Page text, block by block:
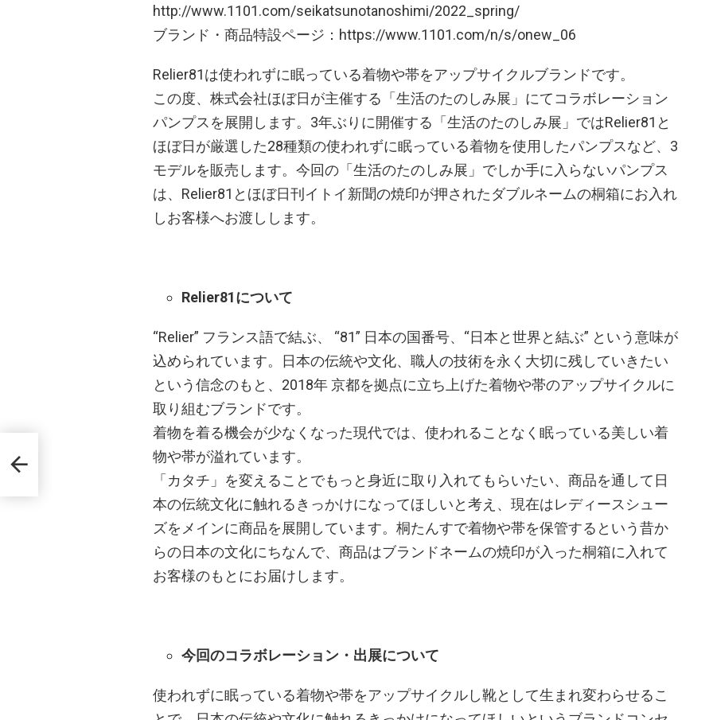
http://www.1101.com/seikatsunotanoshimi/2022_spring/
ブランド・商品特設ページ：https://www.1101.com/n/s/onew_06
Relier81は使われずに眠っている着物や帯をアップサイクルブランドです。
この度、株式会社ほぼ日が主催する「生活のたのしみ展」にてコラボレーション
パンプスを展開します。3年ぶりに開催する「生活のたのしみ展」ではRelier81と
ほぼ日が厳選した28種類の使われずに眠っている着物を使用したパンプスなど、3
モデルを販売します。今回の「生活のたのしみ展」でしか手に入らないパンプス
は、Relier81とほぼ日刊イトイ新聞の焼印が押されたダブルネームの桐箱にお入れ
しお客様へお渡しします。
Relier81について
“Relier” フランス語で結ぶ、 “81” 日本の国番号、“日本と世界と結ぶ” という意味が
込められています。日本の伝統や文化、職人の技術を永く大切に残していきたい
という信念のもと、2018年 京都を拠点に立ち上げた着物や帯のアップサイクルに
取り組むブランドです。
着物を着る機会が少なくなった現代では、使われることなく眠っている美しい着
物や帯が溢れています。
「カタチ」を変えることでもっと身近に取り入れてもらいたい、商品を通して日
本の伝統文化に触れるきっかけになってほしいと考え、現在はレディースシュー
ズをメインに商品を展開しています。桐たんすで着物や帯を保管するという昔か
らの日本の文化にちなんで、商品はブランドネームの焼印が入った桐箱に入れて
お客様のもとにお届けします。
今回のコラボレーション・出展について
使われずに眠っている着物や帯をアップサイクルし靴として生まれ変わらせるこ
の